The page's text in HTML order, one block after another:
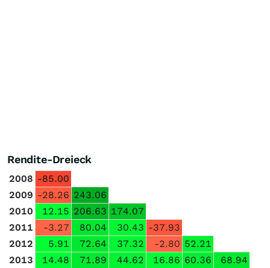
Rendite-Dreieck
2008 -85.00
2009 -28.26 243.06
2010
12.15 206.63 174.07
2011
-3.27 80.04 30.43 -37.93
2012
5.91 72.64 37.32 -2.80 52.21
2013
14.48 71.89 44.62 16.86 60.36
68.94